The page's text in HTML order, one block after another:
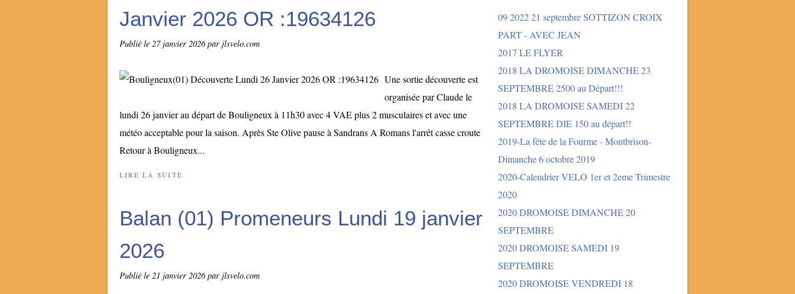
Janvier 2026 OR :19634126
Publié le 27 janvier 2026par jlsvelo.com
Une sortie découverte est
organisée par Claude le
lundi 26 janvier au départ de Bouligneux à 11h30 avec 4 VAE plus 2 musculaires et avec une
météo acceptable pour la saison. Après Ste Olive pause à Sandrans A Romans l'arrêt casse croute
Retour à Bouligneux...
LIRE LA SUITE
Balan (01) Promeneurs Lundi 19 janvier
2026
Publié le 21 janvier 2026par jlsvelo.com
09 2022 21 septembre SOTTIZON CROIX
PART - AVEC JEAN
2017 LE FLYER
2018 LA DROMOISE DIMANCHE 23
SEPTEMBRE 2500 au Départ!!!
2018 LA DROMOISE SAMEDI 22
SEPTEMBRE DIE 150 au départ!!
2019-La fête de la Fourme - Montbrison-
Dimanche 6 octobre 2019
2020-Calendrier VELO 1er et 2eme Trimestre
2020
2020 DROMOISE DIMANCHE 20
SEPTEMBRE
2020 DROMOISE SAMEDI 19
SEPTEMBRE
2020 DROMOISE VENDREDI 18